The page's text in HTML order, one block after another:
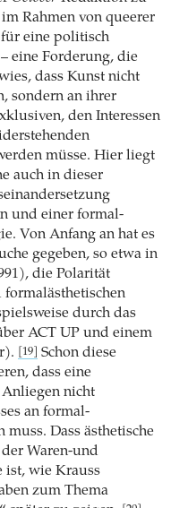
Rahmen von queerer
eine politisch
eine Forderung, die
dass Kunst nicht
sondern an ihrer
den Interessen
müsse. Hier liegt
auch in dieser
und einer formal-
Von Anfang an hat es
gegeben, so etwa in
die Polarität
durch das
ACT UP und einem
[19]
Schon diese
dass eine
nicht
an formal­
muss. Dass ästhetische
Waren-und
ist, wie Krauss
zum Thema